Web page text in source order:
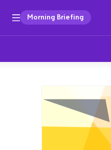
Morning Briefing